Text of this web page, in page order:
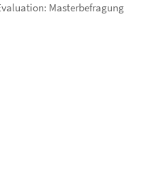
Masterbefragung